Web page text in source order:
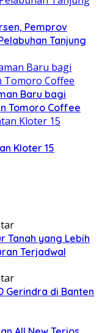
Pemprov
Tanjung
Baru bagi
Tomoro Coffee
Kloter 15
Tanah yang Lebih
Terjadwal
Gerindra di Banten